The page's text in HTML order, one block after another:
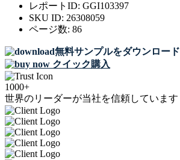
レポートID: GGI103397
SKU ID: 26308059
ページ数: 86
無料サンプルをダウンロード
クイック購入
1000+
世界のリーダーが当社を信頼しています